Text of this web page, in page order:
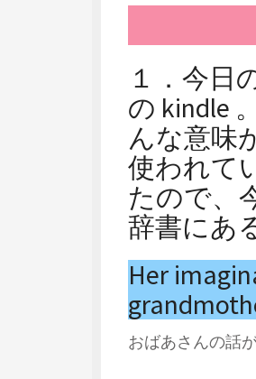
１．今日
の kindle
んな意味
使われて
たので、
辞書にあ
Her
おばあさんの話